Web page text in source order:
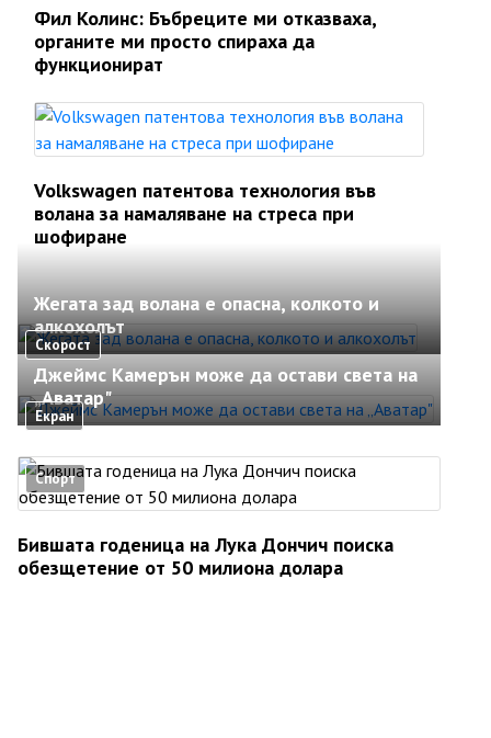
Фил Колинс: Бъбреците ми отказваха,
органите ми просто спираха да
функционират
Volkswagen патентова технология във
волана за намаляване на стреса при
шофиране
Скорост
Жегата зад волана е опасна, колкото и
алкохолът
Екран
Джеймс Камерън може да остави света на
„Аватар"
Спорт
Бившата годеница на Лука Дончич поиска
обезщетение от 50 милиона долара